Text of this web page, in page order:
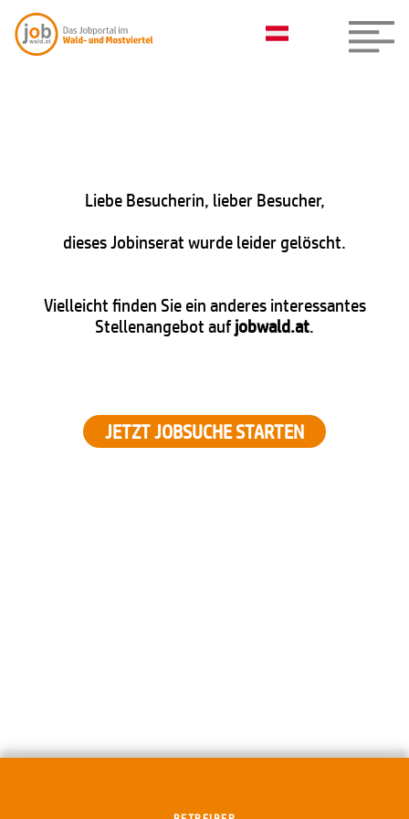
Liebe Besucherin, lieber Besucher,
dieses Jobinserat wurde leider gelöscht.
Vielleicht finden Sie ein anderes interessantes
Stellenangebot aufjobwald.at.
JETZT JOBSUCHE STARTEN